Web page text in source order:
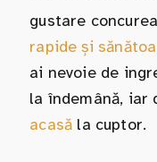
gustare
rapide și
ai nevoie de
la îndemână, iar
acasă la cuptor.